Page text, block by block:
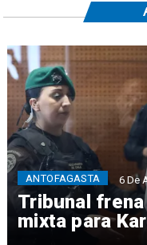
Tribunal
mixta para
ANTOFAGASTA 6 De